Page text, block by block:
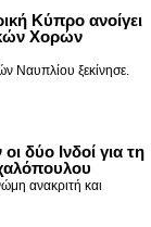
Κύπρο ανοίγει
Χορών
Ναυπλίου ξεκίνησε.
δύο Ινδοί για τη
ανακριτή και